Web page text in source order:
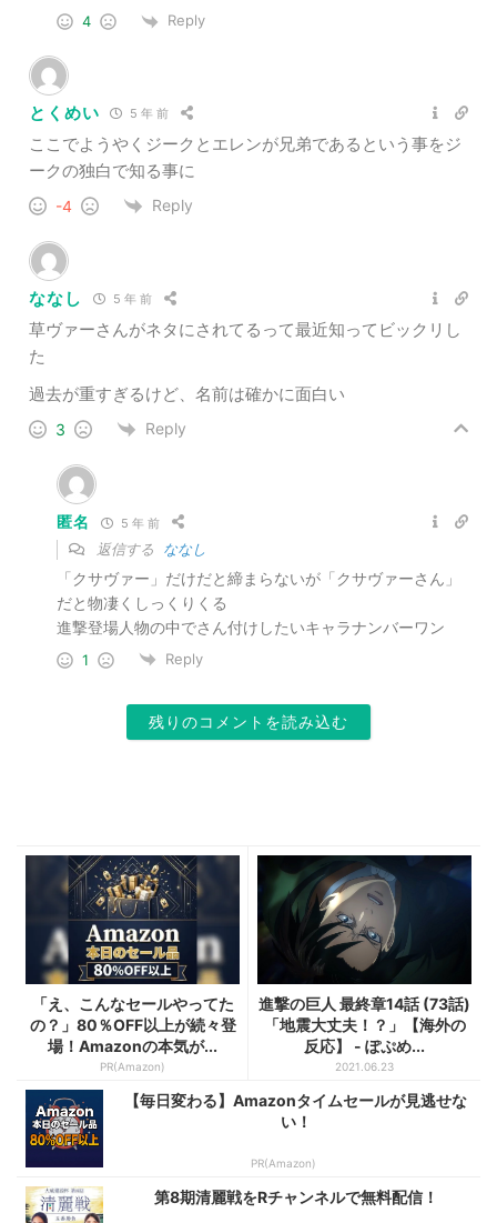
4 Reply
とくめい 5 年 前
ここでようやくジークとエレンが兄弟であるという事をジ
ークの独白で知る事に
-4 Reply
ななし 5 年 前
草ヴァーさんがネタにされてるって最近知ってビックリし
た
過去が重すぎるけど、名前は確かに面白い
3 Reply
匿名 5 年 前
返信する ななし
「クサヴァー」だけだと締まらないが「クサヴァーさん」
だと物凄くしっくりくる
進撃登場人物の中でさん付けしたいキャラナンバーワン
1 Reply
残りのコメントを読み込む
「え、こんなセールやってた
の？」80％OFF以上が続々登
場！Amazonの本気が...
PR(Amazon)
進撃の巨人 最終章14話 (73話)
「地震大丈夫！？」【海外の
反応】 - ぽぷめ...
2021.06.23
【毎日変わる】Amazonタイムセールが見逃せな
い！
PR(Amazon)
第8期清麗戦をRチャンネルで無料配信！